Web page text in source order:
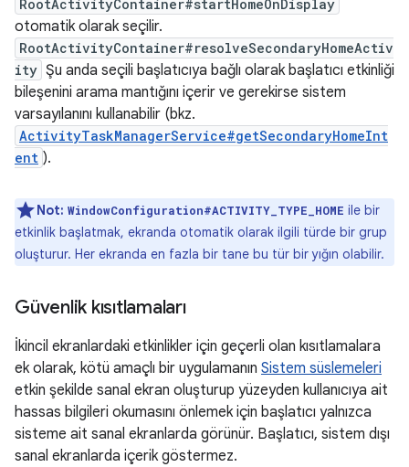
RootActivityContainer#startHomeOnDisplay
otomatik olarak seçilir.
RootActivityContainer#resolveSecondaryHomeActiv
ity Şu anda seçili başlatıcıya bağlı olarak başlatıcı etkinliği
bileşenini arama mantığını içerir ve gerekirse sistem
varsayılanını kullanabilir (bkz.
ActivityTaskManagerService#getSecondaryHomeInt
ent ).
Not: WindowConfiguration#ACTIVITY_TYPE_HOME ile bir
etkinlik başlatmak, ekranda otomatik olarak ilgili türde bir grup
oluşturur. Her ekranda en fazla bir tane bu tür bir yığın olabilir.
Güvenlik kısıtlamaları
İkincil ekranlardaki etkinlikler için geçerli olan kısıtlamalara
ek olarak, kötü amaçlı bir uygulamanın Sistem süslemeleri
etkin şekilde sanal ekran oluşturup yüzeyden kullanıcıya ait
hassas bilgileri okumasını önlemek için başlatıcı yalnızca
sisteme ait sanal ekranlarda görünür. Başlatıcı, sistem dışı
sanal ekranlarda içerik göstermez.